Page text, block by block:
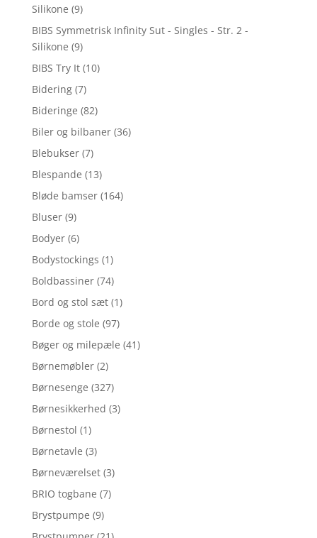
Silikone (9)
BIBS Symmetrisk Infinity Sut - Singles - Str. 2 -
Silikone (9)
BIBS Try It (10)
Bidering (7)
Bideringe (82)
Biler og bilbaner (36)
Blebukser (7)
Blespande (13)
Bløde bamser (164)
Bluser (9)
Bodyer (6)
Bodystockings (1)
Boldbassiner (74)
Bord og stol sæt (1)
Borde og stole (97)
Bøger og milepæle (41)
Børnemøbler (2)
Børnesenge (327)
Børnesikkerhed (3)
Børnestol (1)
Børnetavle (3)
Børneværelset (3)
BRIO togbane (7)
Brystpumpe (9)